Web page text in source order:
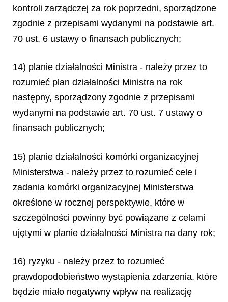
kontroli zarządczej za rok poprzedni, sporządzone
zgodnie z przepisami wydanymi na podstawie art.
70 ust. 6 ustawy o finansach publicznych;
14) planie działalności Ministra - należy przez to
rozumieć plan działalności Ministra na rok
następny, sporządzony zgodnie z przepisami
wydanymi na podstawie art. 70 ust. 7 ustawy o
finansach publicznych;
15) planie działalności komórki organizacyjnej
Ministerstwa - należy przez to rozumieć cele i
zadania komórki organizacyjnej Ministerstwa
określone w rocznej perspektywie, które w
szczególności powinny być powiązane z celami
ujętymi w planie działalności Ministra na dany rok;
16) ryzyku - należy przez to rozumieć
prawdopodobieństwo wystąpienia zdarzenia, które
będzie miało negatywny wpływ na realizację